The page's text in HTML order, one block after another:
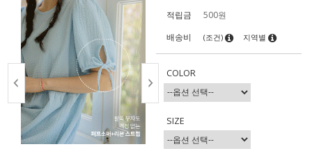
적립금
500원
배송비
(조건) 지역별
COLOR
SIZE